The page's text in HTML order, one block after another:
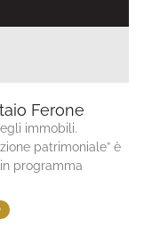
Ferone
immobili.
patrimoniale” è
programma